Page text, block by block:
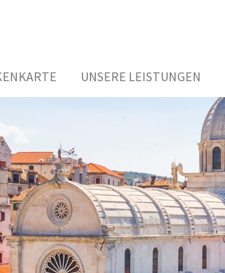
UNSERE LEISTUNGEN